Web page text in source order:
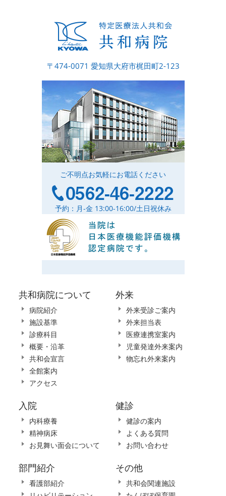
〒474-0071 愛知県大府市梶田町2-123
ご不明点お気軽にお電話ください
予約：月-金 13:00-16:00/土日祝休み
共和病院について
病院紹介
施設基準
診療科目
概要・沿革
共和会宣言
全館案内
アクセス
外来
外来受診ご案内
外来担当表
医療連携室案内
児童発達外来案内
物忘れ外来案内
入院
内科療養
精神病床
お見舞い面会について
健診
健診の案内
よくある質問
お問い合わせ
部門紹介
看護部紹介
その他
共和会関連施設